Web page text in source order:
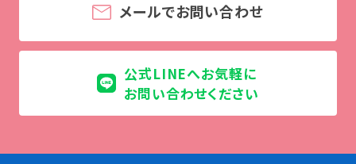
調理学科
Wライセンスコース
資格・就職
メールでお問い合わせ
公式LINEへお気軽に
お問い合わせください